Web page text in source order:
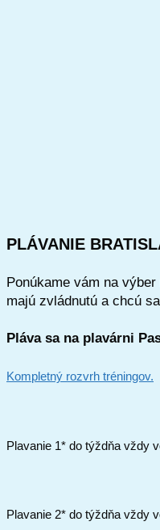
PLÁVANIE
Ponúkame vám na
majú zvládnutú a chcú
Pláva sa na plavárni
Kompletný rozvrh tréningov.
Plavanie 1* do týždňa vždy
Plavanie 2* do týždňa vždy